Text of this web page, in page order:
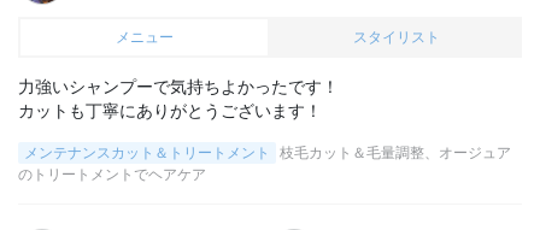
メニュー スタイリスト
力強いシャンプーで気持ちよかったです！
カットも丁寧にありがとうございます！
メンテナンスカット＆トリートメント
枝毛カット＆毛量調整、オージュア
のトリートメントでヘアケア